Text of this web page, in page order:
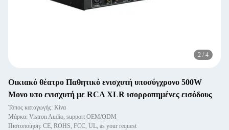
2 / 4
Οικιακό θέατρο Παθητικό ενισχυτή υποσύγχρονο 500W
Μονο υπο ενισχυτή με RCA XLR ισορροπημένες εισόδους
Τόπος καταγωγής: Κίνα
Μάρκα: Vistron Audio, support OEM/ODM
Πιστοποίηση: CE, ROHS, FCC, UL, as your request